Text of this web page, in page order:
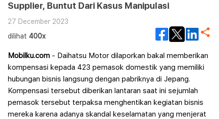
Supplier, Buntut Dari Kasus Manipulasi
27 December 2023
dilihat 400x
Mobilku.com - Daihatsu Motor dilaporkan bakal memberikan
kompensasi kepada 423 pemasok domestik yang memiliki
hubungan bisnis langsung dengan pabriknya di Jepang.
Kompensasi tersebut diberikan lantaran saat ini sejumlah
pemasok tersebut terpaksa menghentikan kegiatan bisnis
mereka karena adanya skandal keselamatan yang menjerat